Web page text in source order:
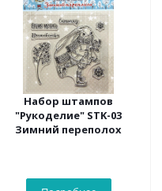
Набор штампов
"Рукоделие" STK-03
Зимний переполох